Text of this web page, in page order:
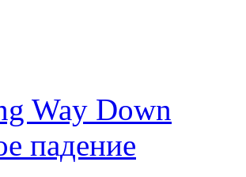
Way Down
падение